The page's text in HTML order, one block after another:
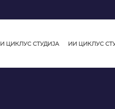
И ЦИКЛУС СТУДИЈА ИИ ЦИКЛУС